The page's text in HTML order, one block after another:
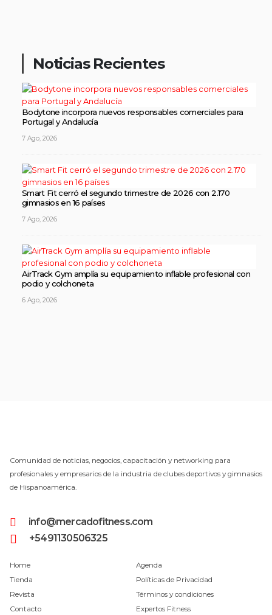
Noticias Recientes
Bodytone incorpora nuevos responsables comerciales para
Portugal y Andalucía
7 Ago, 2026
Smart Fit cerró el segundo trimestre de 2026 con 2.170
gimnasios en 16 países
7 Ago, 2026
AirTrack Gym amplía su equipamiento inflable profesional con
podio y colchoneta
6 Ago, 2026
Comunidad de noticias, negocios, capacitación y networking para
profesionales y empresarios de la industria de clubes deportivos y gimnasios
de Hispanoamérica.
info@mercadofitness.com
+5491130506325
Home
Tienda
Revista
Contacto
Agenda
Políticas de Privacidad
Términos y condiciones
Expertos Fitness